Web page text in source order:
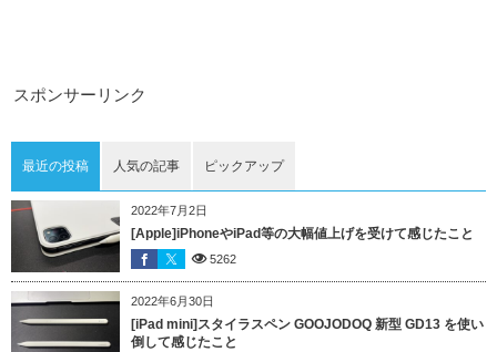
スポンサーリンク
最近の投稿 人気の記事 ピックアップ
2022年7月2日
[Apple]iPhoneやiPad等の大幅値上げを受けて感じたこと
5262
2022年6月30日
[iPad mini]スタイラスペン GOOJODOQ 新型 GD13 を使い
倒して感じたこと